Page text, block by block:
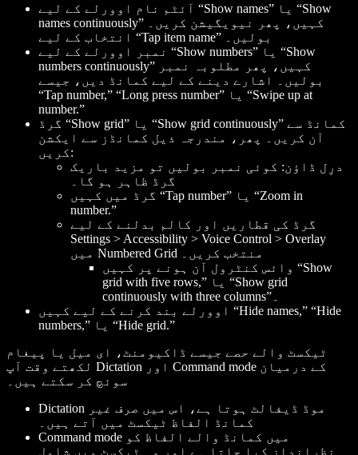
آئٹم نام اوورلے کے لیے “Show names” یا “Show
names continuously” کہیں، پھر نیویگیشن کریں۔
انتخاب کے لیے “Tap item name
” بولیں۔
نمبر اوورلے کے لیے “Show numbers” یا “Show
numbers continuously” کہیں، پھر مطلوبہ نمبر
بولیں۔ اشارے دینے کے لیے کمانڈ دیں، جیسے
“Tap number,” “Long press number
” یا “Swipe up at
number.”
گرڈ “Show grid” یا “Show grid continuously” کمانڈ سے
آن کریں۔ پھر، مندرجہ ذیل کمانڈز سے ایکشن
کریں:
درِل ڈاؤن: کوئی نمبر بولیں تو مزید باریک
گرڈ ظاہر ہو گا۔
گرڈ میں کہیں “Tap number
” یا “Zoom in
number.”
گرڈ کی قطاریں اور کالم بدلنے کے لیے
Settings > Accessibility > Voice Control > Overlay
میں Numbered Grid منتخب کریں۔
وائس کنٹرول آن ہونے پر کہیں “Show
grid with five rows,” یا “Show grid
اوورلے بند کرنے کے لیے کہیں “Hide names,” “Hide
numbers,” یا “Hide grid.”
ٹیکسٹ والے حصے جیسے ڈاکیومنٹ، ای میل یا پیغام
لکھتے وقت آپ Dictation اور Command mode کے درمیان
سوئچ کر سکتے ہیں۔
Dictation موڈ ڈیفالٹ ہوتا ہے، اس میں صرف غیر
کمانڈ الفاظ ٹیکسٹ میں آتے ہیں۔
Command mode میں کمانڈ والے الفاظ کو
نظرانداز کیا جاتا ہے اور وہ ٹیکسٹ میں شامل